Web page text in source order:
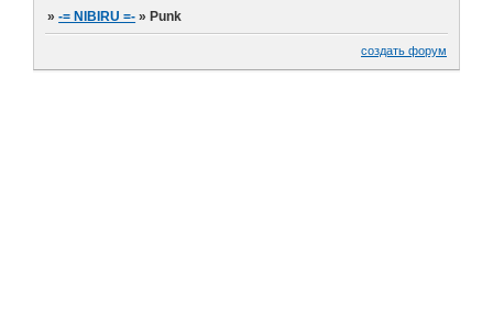
»-= NIBIRU =- »Punk
создать форум